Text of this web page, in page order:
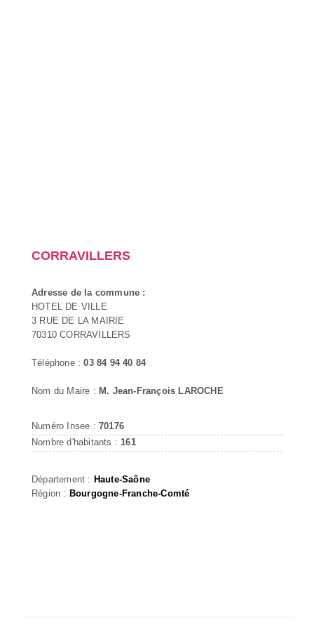
CORRAVILLERS
Adresse de la commune :
HOTEL DE VILLE
3 RUE DE LA MAIRIE
70310 CORRAVILLERS
Téléphone :03 84 94 40 84
Nom du Maire : M. Jean-François LAROCHE
Numéro Insee : 70176
Nombre d'habitants : 161
Département : Haute-Saône
Région : Bourgogne-Franche-Comté